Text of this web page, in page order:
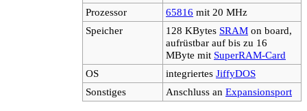
Prozessor
65816 mit 20 MHz
Speicher
128 KBytes SRAM on board,
aufrüstbar auf bis zu 16
MByte mit SuperRAM-Card
OS
integriertes JiffyDOS
Sonstiges
Anschluss an Expansionsport